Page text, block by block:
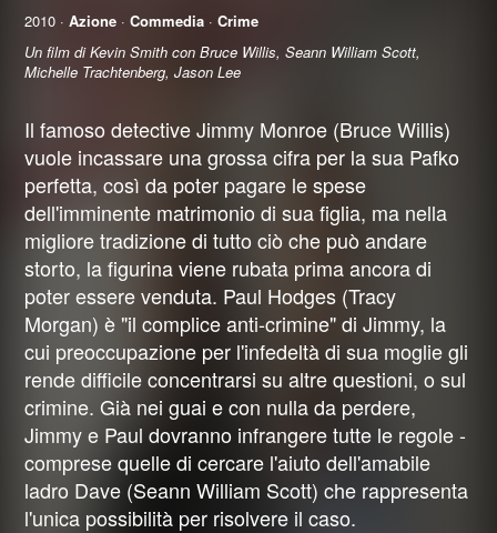
2010 · Azione ·Commedia ·Crime
Un film di Kevin Smith con Bruce Willis, Seann William Scott,
Michelle Trachtenberg, Jason Lee
Il famoso detective Jimmy Monroe (Bruce Willis)
vuole incassare una grossa cifra per la sua Pafko
perfetta, così da poter pagare le spese
dell'imminente matrimonio di sua figlia, ma nella
migliore tradizione di tutto ciò che può andare
storto, la figurina viene rubata prima ancora di
poter essere venduta. Paul Hodges (Tracy
Morgan) è "il complice anti-crimine" di Jimmy, la
cui preoccupazione per l'infedeltà di sua moglie gli
rende difficile concentrarsi su altre questioni, o sul
crimine. Già nei guai e con nulla da perdere,
Jimmy e Paul dovranno infrangere tutte le regole -
comprese quelle di cercare l'aiuto dell'amabile
ladro Dave (Seann William Scott) che rappresenta
l'unica possibilità per risolvere il caso.